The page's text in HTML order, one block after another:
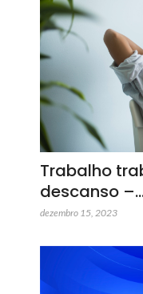
Trabalho
descanso
dezembro 15, 2023